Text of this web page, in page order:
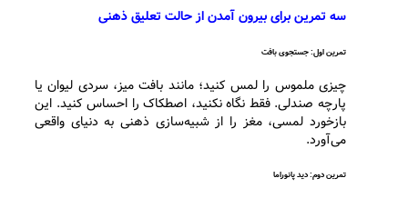
سه تمرین برای بیرون آمدن از حالت تعلیق ذهنی
تمرین اول: جستجوی بافت
چیزی ملموس را لمس کنید؛ مانند بافت میز، سردی لیوان یا
پارچه صندلی. فقط نگاه نکنید، اصطکاک را احساس کنید. این
بازخورد لمسی، مغز را از شبیه‌سازی ذهنی به دنیای واقعی
می‌آورد.
تمرین دوم: دید پانوراما